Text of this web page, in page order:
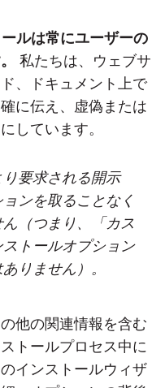
ルは常にユーザーの
私たちは、ウェブサ
、ドキュメント上で
に伝え、虚偽または
しています。
要求される開示
ンを取ることなく
（つまり、「カス
トールオプション
りません）。
他の関連情報を含む
トールプロセス中に
インストールウィザ